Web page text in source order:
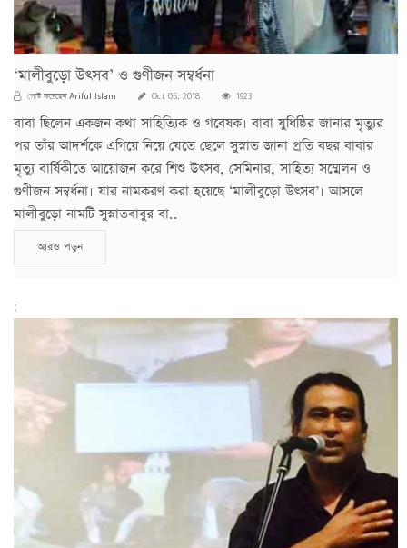
‘মালীবুড়ো উৎসব’ ও গুণীজন সম্বর্ধনা
পোস্ট করেছেনAriful Islam Oct 05, 2018 1923
বাবা ছিলেন একজন কথা সাহিত্যিক ও গবেষক। বাবা যুধিষ্ঠির জানার মৃত্যুর
পর তাঁর আদর্শকে এগিয়ে নিয়ে যেতে ছেলে সুস্নাত জানা প্রতি বছর বাবার
মৃত্যু বার্ষিকীতে আয়োজন করে শিশু উৎসব, সেমিনার, সাহিত্য সম্মেলন ও
গুণীজন সম্বর্ধনা। যার নামকরণ করা হয়েছে ‘মালীবুড়ো উৎসব’। আসলে
মালীবুড়ো নামটি সুস্নাতবাবুর বা..
আরও পড়ুন
;